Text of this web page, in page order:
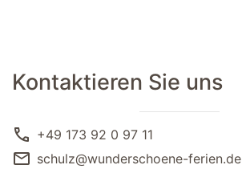
Kontaktieren Sie uns
call +49 173 92 0 97 11
mail schulz@wunderschoene-ferien.de